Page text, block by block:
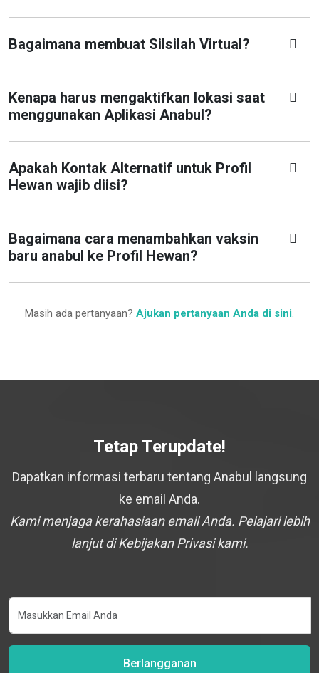
Bagaimana membuat Silsilah Virtual?
Kenapa harus mengaktifkan lokasi saat
menggunakan Aplikasi Anabul?
Apakah Kontak Alternatif untuk Profil
Hewan wajib diisi?
Bagaimana cara menambahkan vaksin
baru anabul ke Profil Hewan?
Masih ada pertanyaan? Ajukan pertanyaan Anda di sini.
Tetap Terupdate!
Dapatkan informasi terbaru tentang Anabul langsung
ke email Anda.
Kami menjaga kerahasiaan email Anda. Pelajari lebih
lanjut di Kebijakan Privasi kami.
Berlangganan